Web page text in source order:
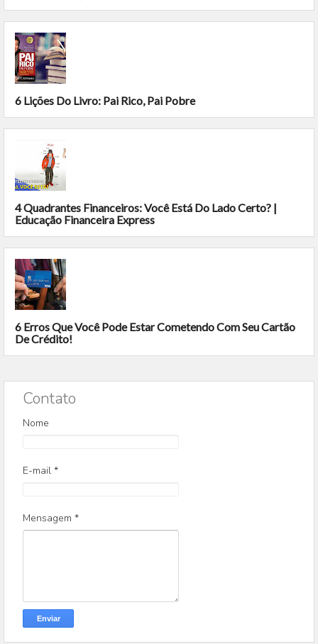
6 Lições Do Livro: Pai Rico, Pai Pobre
4 Quadrantes Financeiros: Você Está Do Lado Certo? |
Educação Financeira Express
6 Erros Que Você Pode Estar Cometendo Com Seu Cartão
De Crédito!
Contato
Nome
E-mail *
Mensagem *